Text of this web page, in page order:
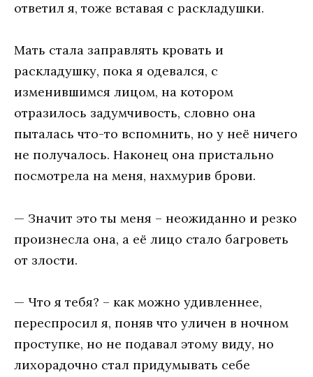
ответил я, тоже вставая с раскладушки.
Мать стала заправлять кровать и
раскладушку, пока я одевался, с
изменившимся лицом, на котором
отразилось задумчивость, словно она
пыталась что-то вспомнить, но у неё ничего
не получалось. Наконец она пристально
посмотрела на меня, нахмурив брови.
— Значит это ты меня – неожиданно и резко
произнесла она, а её лицо стало багроветь
от злости.
— Что я тебя? – как можно удивленнее,
переспросил я, поняв что уличен в ночном
проступке, но не подавал этому виду, но
лихорадочно стал придумывать себе